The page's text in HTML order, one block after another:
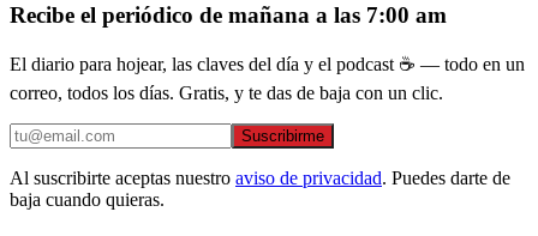
Recibe el periódico de mañana a las 7:00 am
El diario para hojear, las claves del día y el podcast ☕ — todo en un
correo, todos los días. Gratis, y te das de baja con un clic.
Suscribirme
Al suscribirte aceptas nuestro aviso de privacidad. Puedes darte de
baja cuando quieras.